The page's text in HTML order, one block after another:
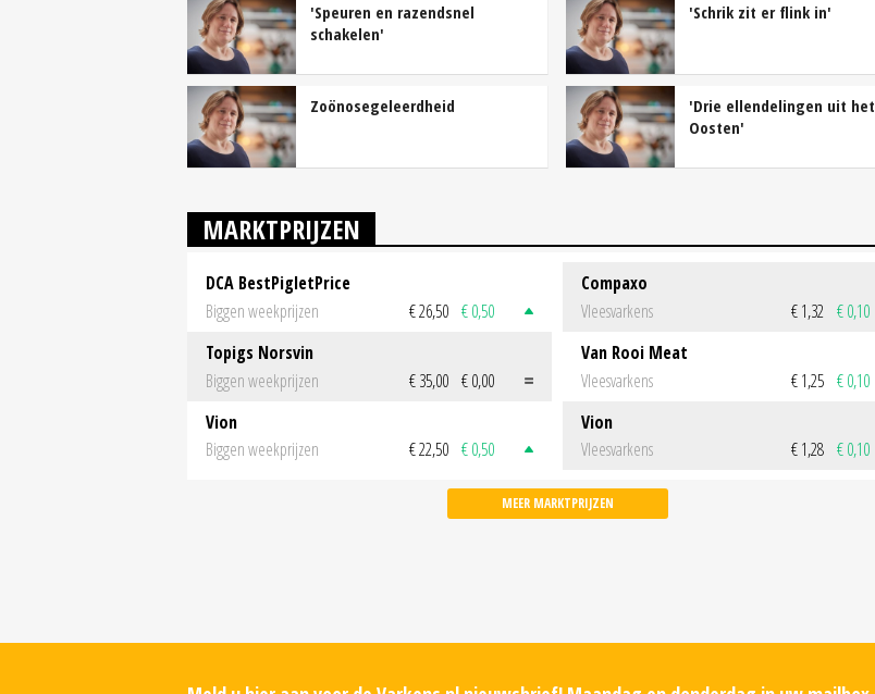
'Speuren en razendsnel
schakelen'
'Schrik zit er flink in'
Zoönosegeleerdheid
'Drie ellendelingen uit het
Oosten'
MARKTPRIJZEN
DCA BestPigletPrice
Biggen weekprijzen
€ 26,50 € 0,50
Topigs Norsvin
Biggen weekprijzen
€ 35,00 € 0,00
Vion
Biggen weekprijzen
€ 22,50 € 0,50
Compaxo
Vleesvarkens
€ 1,32 € 0,10
Van Rooi Meat
Vleesvarkens
€ 1,25 € 0,10
Vion
Vleesvarkens
€ 1,28 € 0,10
MEER MARKTPRIJZEN